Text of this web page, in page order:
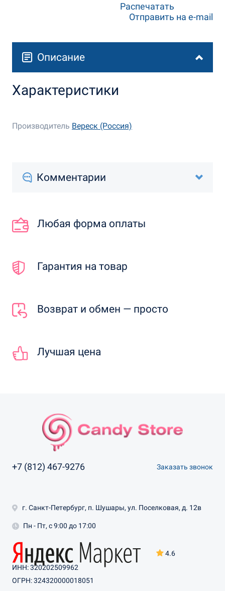
Распечатать
Отправить на e-mail
Описание
Характеристики
Производитель Вереск (Россия)
Комментарии
Любая форма оплаты
Гарантия на товар
Возврат и обмен — просто
Лучшая цена
+7 (812) 467-9276 Заказать звонок
4.6
г. Санкт-Петербург, п. Шушары, ул. Поселковая, д. 12в
Пн - Пт, с 9:00 до 17:00
ИНН: 320202509962
ОГРН: 324320000018051